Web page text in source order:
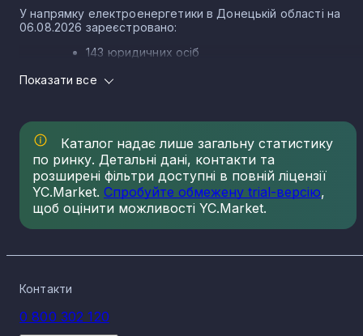
У напрямку електроенергетики в Донецькій області на
06.08.2026 зареєстровано:
143 юридичних осіб
Ринок електроенергетики в Донецькій області
сформований різними КВЕДами, кожен із яких має свою
частку зареєстрованих компаній. Основні КВЕД
електроенергетики в Донецькій області та кількість
зареєстрованих по ньому компаній і ФОП на 06.08.2026:
35.11 Виробництво електроенергії - 32
35.12 Передача електроенергії - 5
Показати все
Каталог надає лише загальну статистику
по ринку. Детальні дані, контакти та
розширені фільтри доступні в повній ліцензії
YC.Market. Спробуйте обмежену trial-версію,
щоб оцінити можливості YC.Market.
Контакти
0 800 302 120